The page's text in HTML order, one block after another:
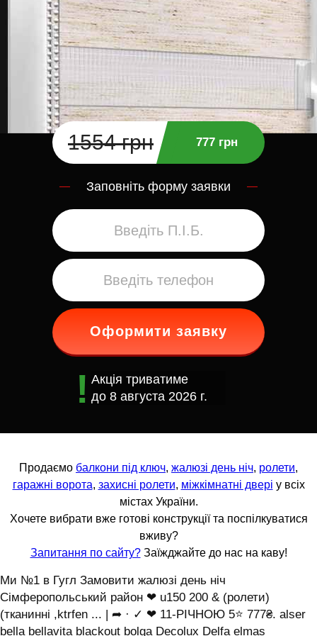
1554 грн 777 грн
Заповніть форму заявки
Оформити заявку
Акція триватиме
до 8 августа 2026 г.
Продаємо балкони під ключ, жалюзі день ніч, ролети,
гаражні ворота, захисні ролети, міжкімнатні двері у всіх
містах України.
Хочете вибрати вже готові конструкції та поспілкуватися
вживу?
Запитання по сайту?Заїжджайте до нас на каву!
Ми №1 в Гугл Замовити жалюзі день ніч
Сімферопольський район ❤ u150 200 & (ролети)
(тканинні ,ktrfen ... | ➦ · ✓ ❤ 11-РІЧНОЮ 5⭐ 777₴. alser
bella bellavita blackout bolga Decolux Delfa elmas